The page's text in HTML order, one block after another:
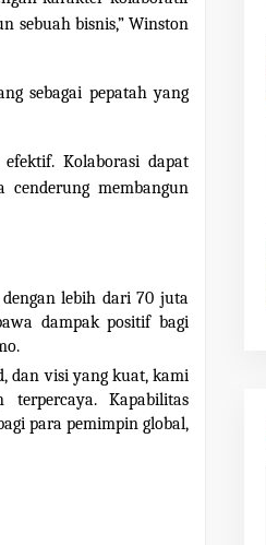
sebuah bisnis,” Winston
sebagai pepatah yang
Kolaborasi dapat
membangun
lebih dari 70 juta
dampak positif bagi
dan visi yang kuat, kami
Kapabilitas
para pemimpin global,